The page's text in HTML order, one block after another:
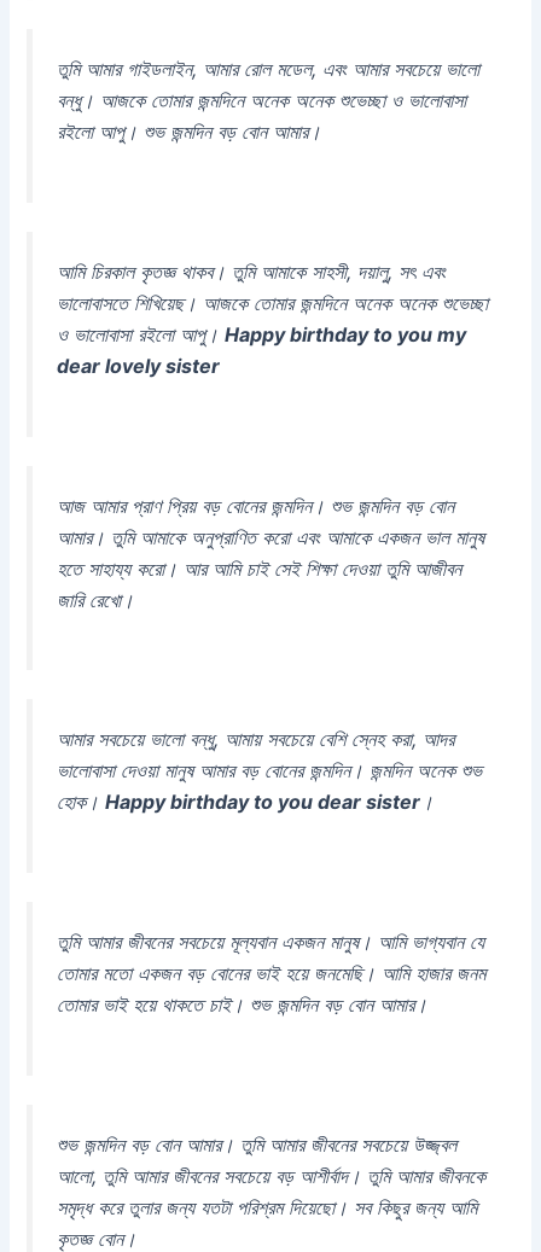
তুমি আমার গাইডলাইন, আমার রোল মডেল, এবং আমার সবচেয়ে ভালো
বন্ধু। আজকে তোমার জন্মদিনে অনেক অনেক শুভেচ্ছা ও ভালোবাসা
রইলো আপু। শুভ জন্মদিন বড় বোন আমার।
আমি চিরকাল কৃতজ্ঞ থাকব। তুমি আমাকে সাহসী, দয়ালু, সৎ এবং
ভালোবাসতে শিখিয়েছ। আজকে তোমার জন্মদিনে অনেক অনেক শুভেচ্ছা
ও ভালোবাসা রইলো আপু।Happy birthday to you my
dear lovely sister
আজ আমার প্রাণ প্রিয় বড় বোনের জন্মদিন। শুভ জন্মদিন বড় বোন
আমার। তুমি আমাকে অনুপ্রাণিত করো এবং আমাকে একজন ভাল মানুষ
হতে সাহায্য করো। আর আমি চাই সেই শিক্ষা দেওয়া তুমি আজীবন
জারি রেখো।
আমার সবচেয়ে ভালো বন্ধু, আমায় সবচেয়ে বেশি স্নেহ করা, আদর
ভালোবাসা দেওয়া মানুষ আমার বড় বোনের জন্মদিন। জন্মদিন অনেক শুভ
হোক।Happy birthday to you dear sister ।
তুমি আমার জীবনের সবচেয়ে মূল্যবান একজন মানুষ। আমি ভাগ্যবান যে
তোমার মতো একজন বড় বোনের ভাই হয়ে জনমেছি। আমি হাজার জনম
তোমার ভাই হয়ে থাকতে চাই। শুভ জন্মদিন বড় বোন আমার।
শুভ জন্মদিন বড় বোন আমার। তুমি আমার জীবনের সবচেয়ে উজ্জ্বল
আলো, তুমি আমার জীবনের সবচেয়ে বড় আশীর্বাদ। তুমি আমার জীবনকে
সমৃদ্ধ করে তুলার জন্য যতটা পরিশ্রম দিয়েছো। সব কিছুর জন্য আমি
কৃতজ্ঞ বোন।